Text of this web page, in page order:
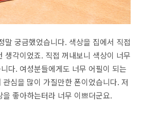
말 궁금했었습니다. 색상을 집에서 직접
생각이었죠. 직접 꺼내보니 색상이 너무
다. 여성분들에게도 너무 어필이 되는
심을 많이 가질만한 폰이었습니다. 저
좋아하는터라 너무 이쁘더군요.